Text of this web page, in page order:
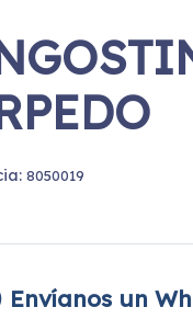
8050019
Envíanos un